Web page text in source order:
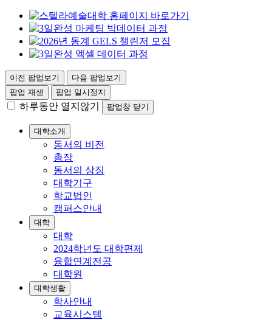
이전 팝업보기
다음 팝업보기
팝업 재생
팝업 일시정지
하루동안 열지않기 팝업창 닫기
대학소개
동서의 비전
총장
동서의 상징
대학기구
학교법인
캠퍼스안내
대학
대학
2024학년도 대학편제
융합연계전공
대학원
대학생활
학사안내
교육시스템